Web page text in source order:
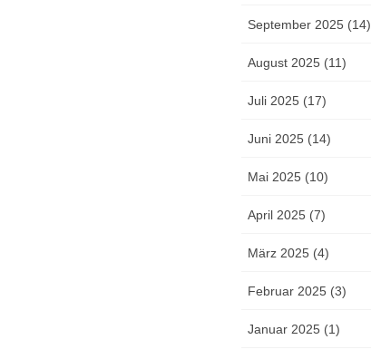
September 2025 (14)
August 2025 (11)
Juli 2025 (17)
Juni 2025 (14)
Mai 2025 (10)
April 2025 (7)
März 2025 (4)
Februar 2025 (3)
Januar 2025 (1)